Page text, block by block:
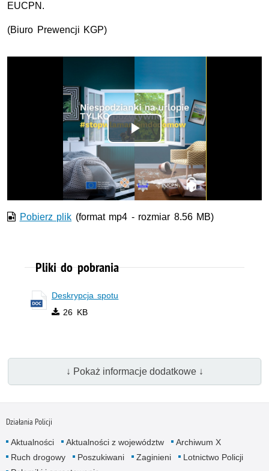
EUCPN .
(Biuro Prewencji KGP)
Odtwórz
wideo
Pobierz plik (format mp4 - rozmiar 8.56 MB)
Pliki do pobrania
Deskrypcja spotu
26 KB
↓ Pokaż informacje dodatkowe ↓
Działania Policji
Aktualności Aktualności z województw
Archiwum X
Ruch drogowy
Poszukiwani Zaginieni
Lotnictwo Policji